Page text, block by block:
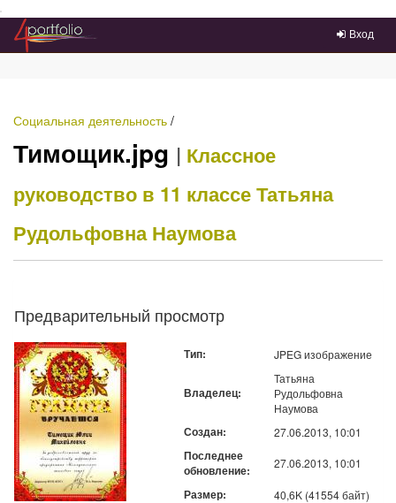
Преейти на главное меню
Вход
Социальная деятельность /
Тимощик.jpg | Классное
руководство в 11 классеТатьяна
Рудольфовна Наумова
Предварительный просмотр
Тип: JPEG изображение
Владелец:
Татьяна
Рудольфовна
Наумова
Создан: 27.06.2013, 10:01
Последнее
обновление:
27.06.2013, 10:01
Размер: 40,6K (41554 байт)